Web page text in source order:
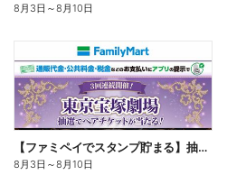
8月3日 ～8月10日
【ファミペイでスタンプ貯まる】抽選でペアチケットが当たる!
8月3日 ～8月10日